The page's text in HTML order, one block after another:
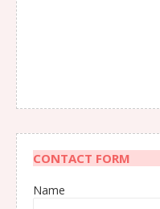
CONTACT FORM
Name